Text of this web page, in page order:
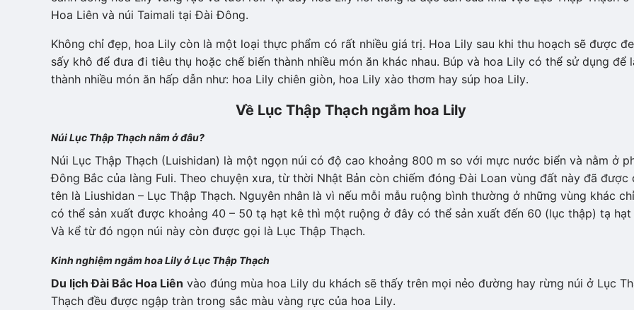
Hoa Liên và núi Taimali tại Đài Đông.
Không chỉ đẹp, hoa Lily còn là một loại thực phẩm có rất nhiều giá trị. Hoa Lily sau khi thu hoạch sẽ được
sấy khô để đưa đi tiêu thụ hoặc chế biến thành nhiều món ăn khác nhau. Búp và hoa Lily có thể sử dụng để
thành nhiều món ăn hấp dẫn như: hoa Lily chiên giòn, hoa Lily xào thơm hay súp hoa Lily.
Về Lục Thập Thạch ngắm hoa Lily
Núi Lục Thập Thạch nằm ở đâu?
Núi Lục Thập Thạch (Luishidan) là một ngọn núi có độ cao khoảng 800 m so với mực nước biển và nằm ở
Đông Bắc của làng Fuli. Theo chuyện xưa, từ thời Nhật Bản còn chiếm đóng Đài Loan vùng đất này đã được
tên là Liushidan – Lục Thập Thạch. Nguyên nhân là vì nếu mỗi mẫu ruộng bình thường ở những vùng khác chỉ
có thể sản xuất được khoảng 40 – 50 tạ hạt kê thì một ruộng ở đây có thể sản xuất đến 60 (lục thập) tạ hạt
Và kể từ đó ngọn núi này còn được gọi là Lục Thập Thạch.
Kinh nghiệm ngắm hoa Lily ở Lục Thập Thạch
Du lịch Đài Bắc Hoa Liên vào đúng mùa hoa Lily du khách sẽ thấy trên mọi nẻo đường hay rừng núi ở Lục
Thạch đều được ngập tràn trong sắc màu vàng rực của hoa Lily.